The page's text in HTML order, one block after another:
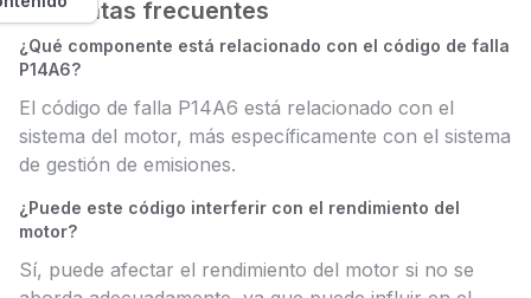
Preguntas frecuentes
¿Qué componente está relacionado con el código de falla
P14A6?
El código de falla P14A6 está relacionado con el
sistema del motor, más específicamente con el sistema
de gestión de emisiones.
¿Puede este código interferir con el rendimiento del
motor?
Sí, puede afectar el rendimiento del motor si no se